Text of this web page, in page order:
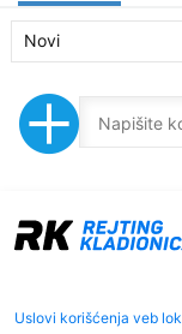
Novi
Uslovi korišćenja veb